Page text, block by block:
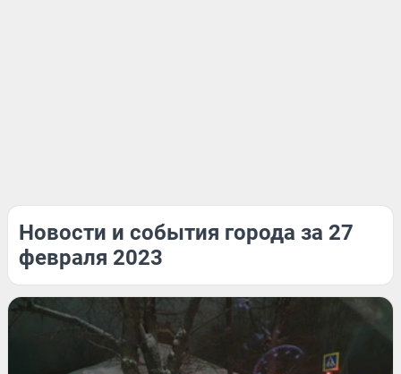
Новости и события города за 27
февраля 2023